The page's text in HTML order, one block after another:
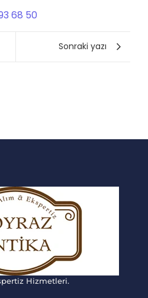
68 50
Sonraki yazı
Hizmetleri.